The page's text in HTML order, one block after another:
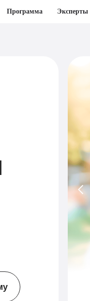
Программа Эксперты